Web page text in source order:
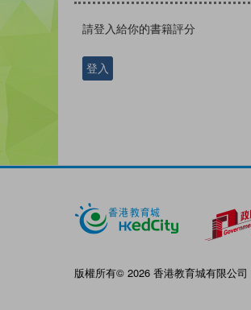
請登入給你的書籍評分
登入
版權所有© 2026 香港教育城有限公司